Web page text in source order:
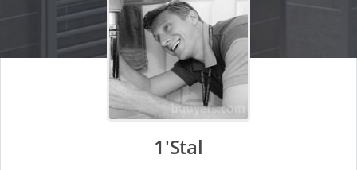
1'Stal